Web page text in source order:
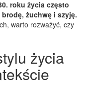
roku życia często
żuchwę i szyję.
warto rozważyć, czy
życia